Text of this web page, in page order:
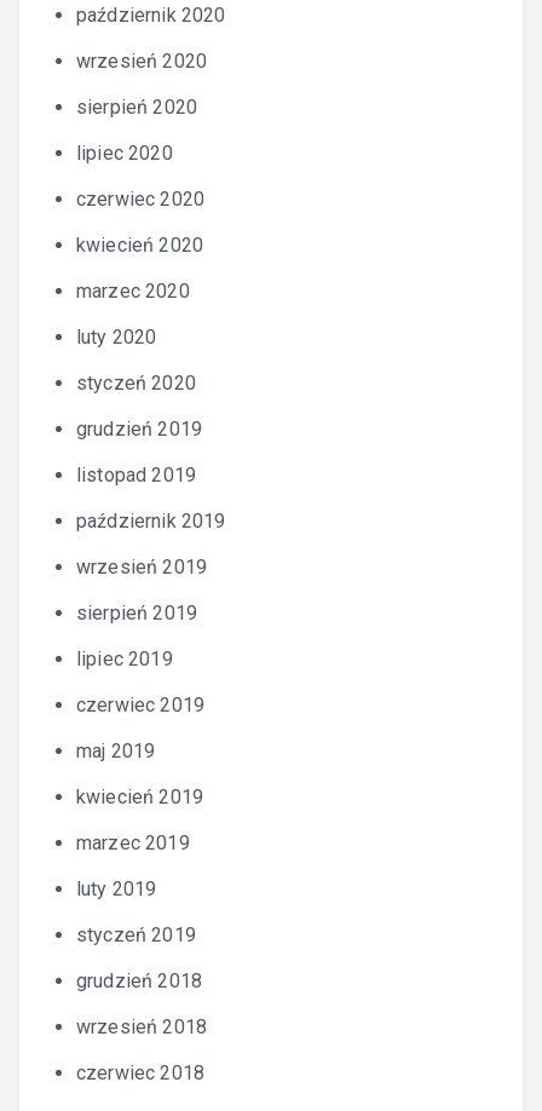
październik 2020
wrzesień 2020
sierpień 2020
lipiec 2020
czerwiec 2020
kwiecień 2020
marzec 2020
luty 2020
styczeń 2020
grudzień 2019
listopad 2019
październik 2019
wrzesień 2019
sierpień 2019
lipiec 2019
czerwiec 2019
maj 2019
kwiecień 2019
marzec 2019
luty 2019
styczeń 2019
grudzień 2018
wrzesień 2018
czerwiec 2018